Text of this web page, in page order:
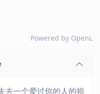
Powered by OpenL
去一个爱过你的人的损